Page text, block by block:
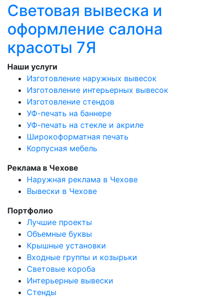
Световая вывеска и
оформление салона
красоты 7Я
Наши услуги
Изготовление наружных вывесок
Изготовление интерьерных вывесок
Изготовление стендов
УФ-печать на баннере
УФ-печать на стекле и акриле
Широкоформатная печать
Корпусная мебель
Реклама в Чехове
Наружная реклама в Чехове
Вывески в Чехове
Портфолио
Лучшие проекты
Объемные буквы
Крышные установки
Входные группы и козырьки
Световые короба
Интерьерные вывески
Стенды